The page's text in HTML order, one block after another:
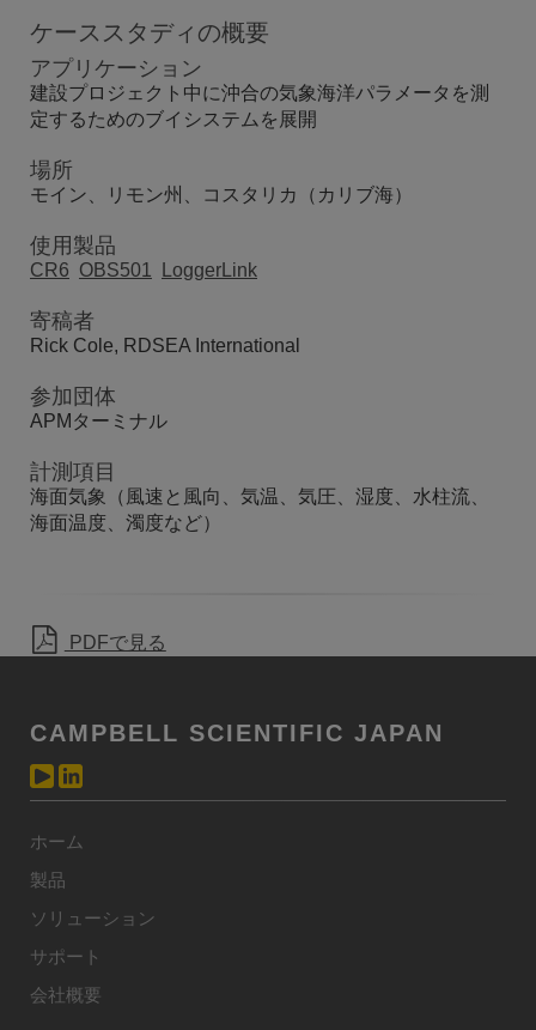
ケーススタディの概要
アプリケーション
建設プロジェクト中に沖合の気象海洋パラメータを測
定するためのブイシステムを展開
場所
モイン、リモン州、コスタリカ（カリブ海）
使用製品
CR6 OBS501 LoggerLink
寄稿者
Rick Cole, RDSEA International
参加団体
APMターミナル
計測項目
海面気象（風速と風向、気温、気圧、湿度、水柱流、
海面温度、濁度など）
PDFで見る
CAMPBELL SCIENTIFIC JAPAN
ホーム
製品
ソリューション
サポート
会社概要